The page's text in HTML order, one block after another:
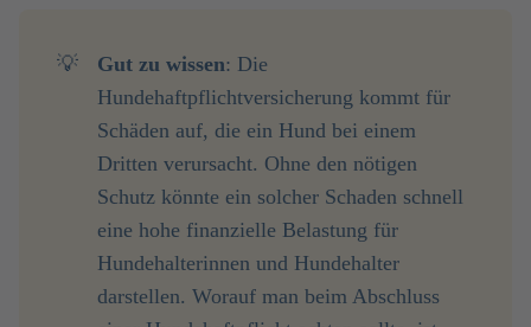
💡 Gut zu wissen: Die
Hundehaftpflichtversicherung kommt für
Schäden auf, die ein Hund bei einem
Dritten verursacht. Ohne den nötigen
Schutz könnte ein solcher Schaden schnell
eine hohe finanzielle Belastung für
Hundehalterinnen und Hundehalter
darstellen. Worauf man beim Abschluss